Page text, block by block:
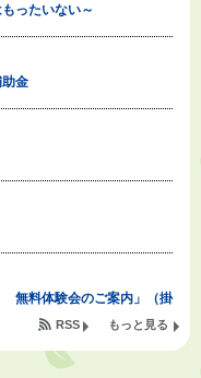
ったいない～
金
無料体験会のご案内」（掛
もっと見る
RSS